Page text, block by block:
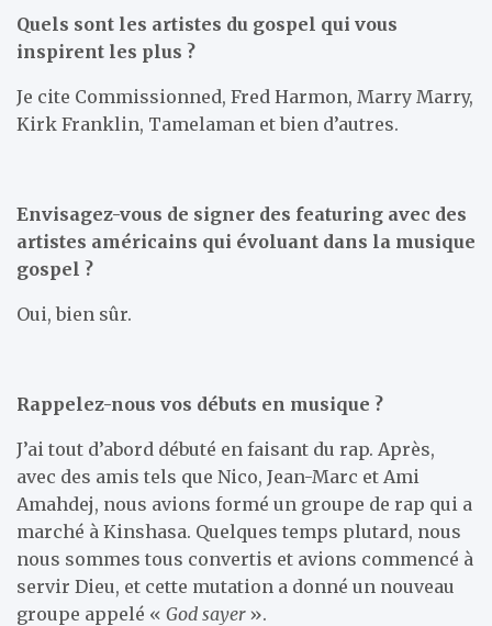
Quels sont les artistes du gospel qui vous
inspirent les plus ?
Je cite Commissionned, Fred Harmon, Marry Marry,
Kirk Franklin, Tamelaman et bien d’autres.
Envisagez-vous de signer des featuring avec des
artistes américains qui évoluant dans la musique
gospel ?
Oui, bien sûr.
Rappelez-nous vos débuts en musique ?
J’ai tout d’abord débuté en faisant du rap. Après,
avec des amis tels que Nico, Jean-Marc et Ami
Amahdej, nous avions formé un groupe de rap qui a
marché à Kinshasa. Quelques temps plutard, nous
nous sommes tous convertis et avions commencé à
servir Dieu, et cette mutation a donné un nouveau
groupe appelé « God sayer».